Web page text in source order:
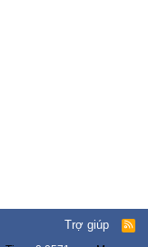
Trợ giúp
R